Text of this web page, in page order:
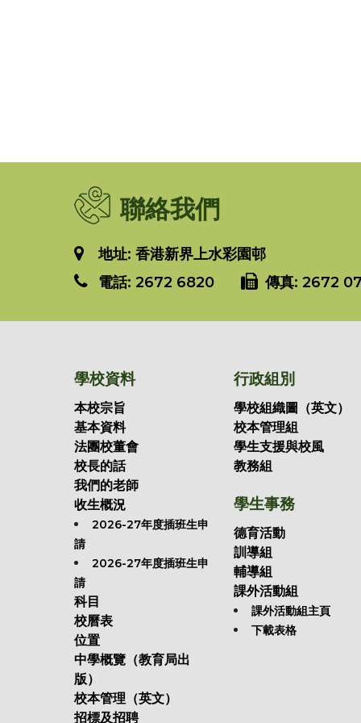
聯絡我們
地址: 香港新界上水彩園邨
電話: 2672 6820 傳真: 2672
學校資料
本校宗旨
基本資料
法團校董會
校長的話
我們的老師
收生概況
2026-27年度插班生申
請
2026-27年度插班生申
請
科目
校曆表
位置
中學概覽（教育局出
版）
校本管理（英文）
招標及招聘
行政組別
學校組織圖（英文）
校本管理組
學生支援與校風
教務組
學生事務
德育活動
訓導組
輔導組
課外活動組
課外活動組主頁
下載表格